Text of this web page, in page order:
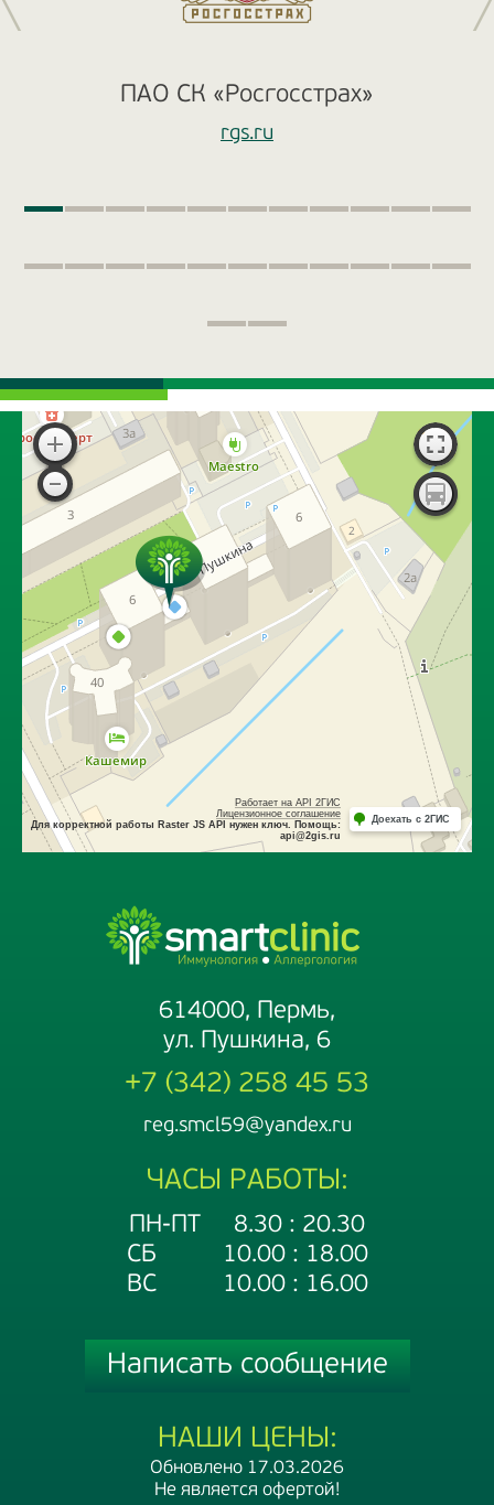
ПАО СК «Росгосстрах»
rgs.ru
614000, Пермь,
ул. Пушкина, 6
+7 (342) 258 45 53
reg.smcl59@yandex.ru
ЧАСЫ РАБОТЫ:
ПН-ПТ 8.30 : 20.30
СБ 10.00 : 18.00
ВС 10.00 : 16.00
Написать сообщение
НАШИ ЦЕНЫ:
Обновлено 17.03.2026
Не является офертой!